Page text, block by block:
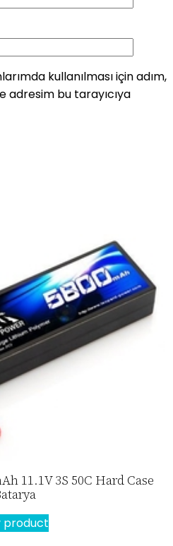
kullanılması için adım,
bu tarayıcıya
11.1V 3S 50C Hard Case
product